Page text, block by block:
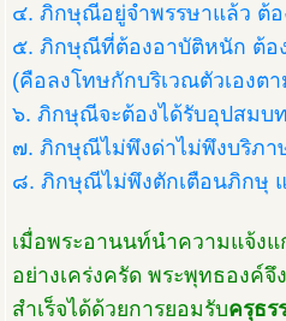
๔. ภิกษุณีอยู่จำพรรษาแล้ว ต้
๕. ภิกษุณีที่ต้องอาบัติหนัก ต้อ
(คือลงโทษกักบริเวณตัวเองต
๖. ภิกษุณีจะต้องได้รับอุปสมบ
๗. ภิกษุณีไม่พึงด่าไม่พึงบริภา
๘. ภิกษุณีไม่พึงตักเตือนภิกษุ
เมื่อพระอานนท์นำความแจ้ง
อย่างเคร่งครัด พระพุทธองค์
สำเร็จได้ด้วยการยอมรับครุธ